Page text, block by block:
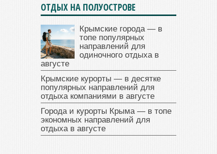
ОТДЫХ НА ПОЛУОСТРОВЕ
Крымские города — в
топе популярных
направлений для
одиночного отдыха в
августе
Крымские курорты — в десятке
популярных направлений для
отдыха компаниями в августе
Города и курорты Крыма — в топе
экономных направлений для
отдыха в августе